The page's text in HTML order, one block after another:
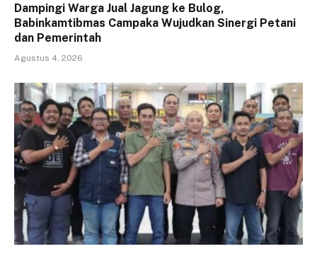
Dampingi Warga Jual Jagung ke Bulog,
Babinkamtibmas Campaka Wujudkan Sinergi Petani
dan Pemerintah
Agustus 4, 2026